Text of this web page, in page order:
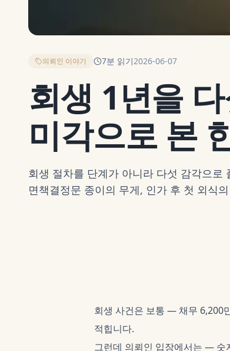
의뢰인 이야기 7분 읽기2026-06-07
회생 1년을
미각으로 본
회생 절차를 단계가 아니라 다섯 감각으
면책결정문 종이의 무게, 인가 후 첫 외식
회생 사건은 보통 — 채무 6,200
적힙니다.
그런데 의뢰인 입장에서는 — 숫